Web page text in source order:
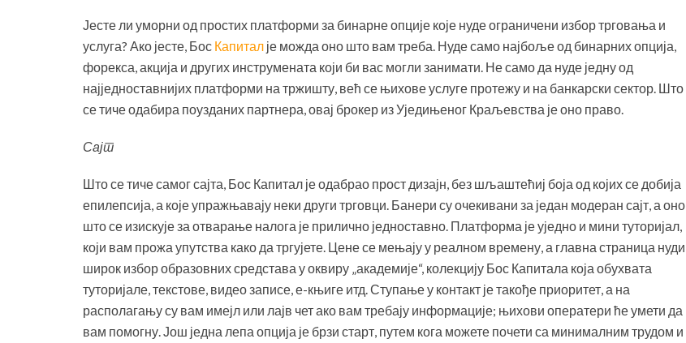
Јесте ли уморни од простих платформи за бинарне опције које нуде ограничени избор трговања и
услуга? Ако јесте, Бос Капитал је можда оно што вам треба. Нуде само најбоље од бинарних опција,
форекса, акција и других инструмената који би вас могли занимати. Не само да нуде једну од
најједноставнијих платформи на тржишту, већ се њихове услуге протежу и на банкарски сектор. Што
се тиче одабира поузданих партнера, овај брокер из Уједињеног Краљевства је оно право.
Сајт
Што се тиче самог сајта, Бос Капитал је одабрао прост дизајн, без шљаштећиј боја од којих се добија
епилепсија, а које упражњавају неки други трговци. Банери су очекивани за један модеран сајт, а оно
што се изискује за отварање налога је прилично једноставно. Платформа је уједно и мини туторијал,
који вам прожа упутства како да тргујете. Цене се мењају у реалном времену, а главна страница нуди
широк избор образовних средстава у оквиру „академије“, колекцију Бос Капитала која обухвата
туторијале, текстове, видео записе, е-књиге итд. Ступање у контакт је такође приоритет, а на
располагању су вам имејл или лајв чет ако вам требају информације; њихови оператери ће умети да
вам помогну. Још једна лепа опција је брзи старт, путем кога можете почети са минималним трудом и